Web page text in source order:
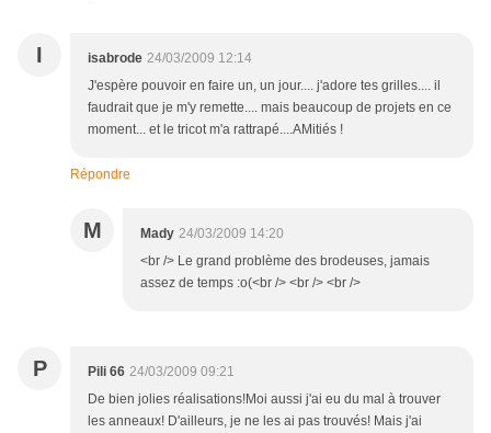
I isabrode 24/03/2009 12:14
J'espère pouvoir en faire un, un jour.... j'adore tes grilles.... il
faudrait que je m'y remette.... mais beaucoup de projets en ce
moment... et le tricot m'a rattrapé....AMitiés !
Répondre
M Mady 24/03/2009 14:20
<br /> Le grand problème des brodeuses, jamais
assez de temps :o(<br /> <br /> <br />
P Pili 66 24/03/2009 09:21
De bien jolies réalisations!Moi aussi j'ai eu du mal à trouver
les anneaux! D'ailleurs, je ne les ai pas trouvés! Mais j'ai